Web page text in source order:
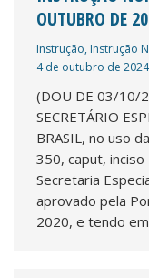
OUTUBRO DE
Instrução, Instrução
4 de outubro de 2024
(DOU DE 03/10/
SECRETÁRIO
BRASIL, no uso
350, caput,
Secretaria
aprovado pela
2020, e tendo